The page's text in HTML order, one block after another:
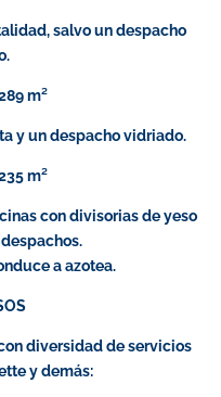
salvo un despacho
m²
y un despacho vidriado.
m²
con divisorias de yeso
a azotea.
diversidad de servicios
y demás: